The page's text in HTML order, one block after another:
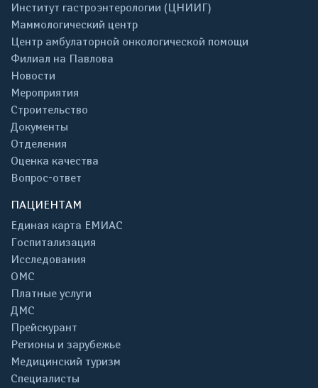
Институт гастроэнтерологии (ЦНИИГ)
Маммологический центр
Центр амбулаторной онкологической помощи
Филиал на Павлова
Новости
Мероприятия
Строительство
Документы
Отделения
Оценка качества
Вопрос-ответ
ПАЦИЕНТАМ
Единая карта ЕМИАС
Госпитализация
Исследования
ОМС
Платные услуги
ДМС
Прейскурант
Регионы и зарубежье
Медицинский туризм
Специалисты